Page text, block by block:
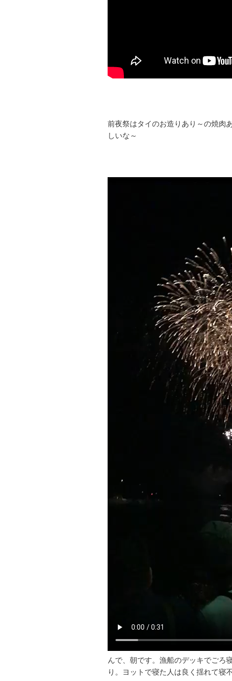
前夜祭はタイのお造りあり～の焼肉
しいな～
んで、朝です。漁船のデッキでごろ
り。ヨットで寝た人は良く揺れて寝